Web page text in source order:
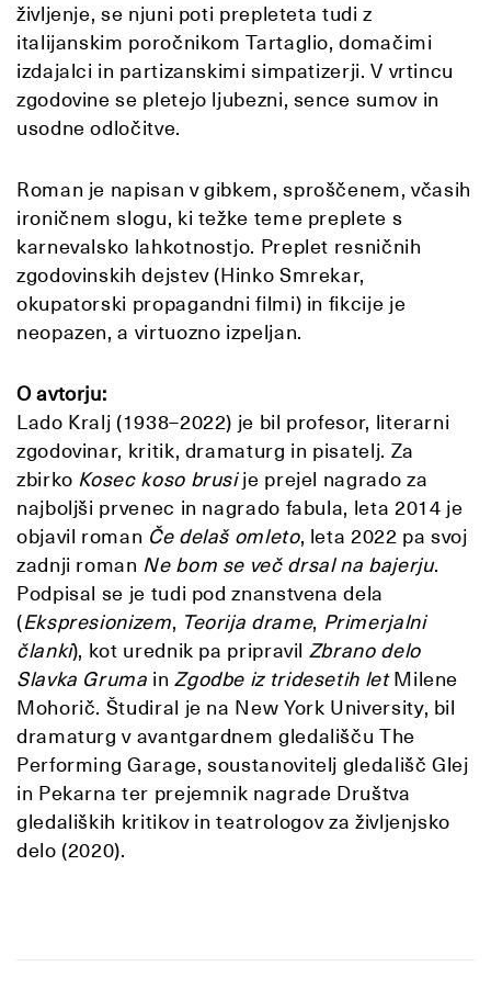
življenje, se njuni poti prepleteta tudi z
italijanskim poročnikom Tartaglio, domačimi
izdajalci in partizanskimi simpatizerji. V vrtincu
zgodovine se pletejo ljubezni, sence sumov in
usodne odločitve.
Roman je napisan v gibkem, sproščenem, včasih
ironičnem slogu, ki težke teme preplete s
karnevalsko lahkotnostjo. Preplet resničnih
zgodovinskih dejstev (Hinko Smrekar,
okupatorski propagandni filmi) in fikcije je
neopazen, a virtuozno izpeljan.
O avtorju:
Lado Kralj (1938–2022) je bil profesor, literarni
zgodovinar, kritik, dramaturg in pisatelj. Za
zbirko Kosec koso brusije prejel nagrado za
najboljši prvenec in nagrado fabula, leta 2014 je
objavil roman Če delaš omleto, leta 2022 pa svoj
zadnji roman Ne bom se več drsal na bajerju.
Podpisal se je tudi pod znanstvena dela
(Ekspresionizem, Teorija drame, Primerjalni
članki), kot urednik pa pripravil Zbrano delo
Slavka Gruma inZgodbe iz tridesetih letMilene
Mohorič. Študiral je na New York University, bil
dramaturg v avantgardnem gledališču The
Performing Garage, soustanovitelj gledališč Glej
in Pekarna ter prejemnik nagrade Društva
gledaliških kritikov in teatrologov za življenjsko
delo (2020).